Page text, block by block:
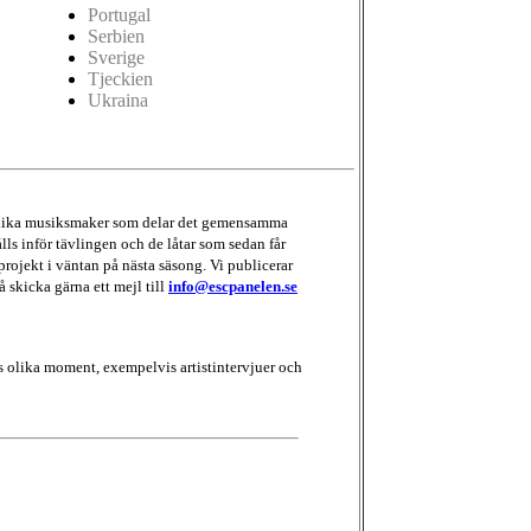
Portugal
Serbien
Sverige
Tjeckien
Ukraina
musiksmaker som delar det gemensamma
inför tävlingen och de låtar som sedan får
i väntan på nästa säsong. Vi publicerar
skicka gärna ett mejl till info@escpanelen.se
olika moment, exempelvis artistintervjuer och